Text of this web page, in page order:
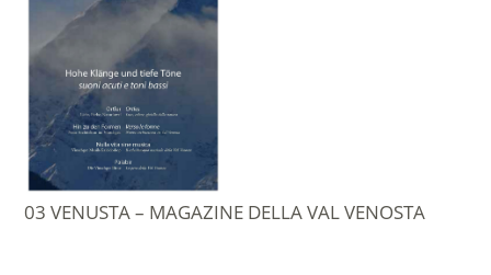
03 VENUSTA – MAGAZINE DELLA VAL VENOSTA